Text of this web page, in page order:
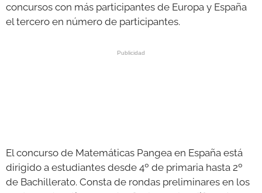
concursos con más participantes de Europa y España
el tercero en número de participantes.
El concurso de Matemáticas Pangea en España está
dirigido a estudiantes desde 4º de primaria hasta 2º
de Bachillerato. Consta de rondas preliminares en los